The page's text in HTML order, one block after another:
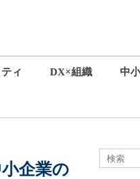
ィ DX×組織 中
企業の